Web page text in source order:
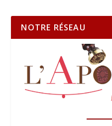
NOTRE RÉSEAU